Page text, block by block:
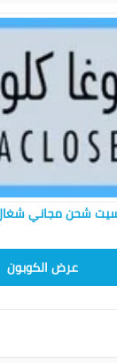
شحن مجاني
عرض الكوبون